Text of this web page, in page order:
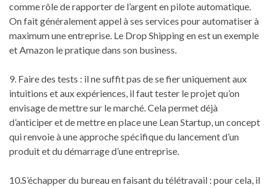
comme rôle de rapporter de l’argent en pilote automatique.
On fait généralement appel à ses services pour automatiser à
maximum une entreprise. Le Drop Shipping en est un exemple
et Amazon le pratique dans son business.
9. Faire des tests : il ne suffit pas de se fier uniquement aux
intuitions et aux expériences, il faut tester le projet qu’on
envisage de mettre sur le marché. Cela permet déjà
d’anticiper et de mettre en place une Lean Startup, un concept
qui renvoie à une approche spécifique du lancement d’un
produit et du démarrage d’une entreprise.
10.S’échapper du bureau en faisant du télétravail : pour cela, il